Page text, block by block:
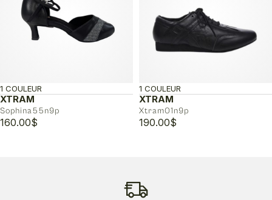
XTRAM
Sophina55n9p
1 COULEUR
160.00$
XTRAM
Xtram01n9p
1 COULEUR
190.00$